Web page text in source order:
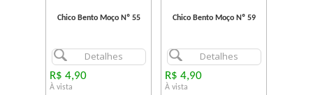
Chico Bento Moço Nº 55
Detalhes
R$ 4,90
À vista
Chico Bento Moço Nº 59
Detalhes
R$ 4,90
À vista